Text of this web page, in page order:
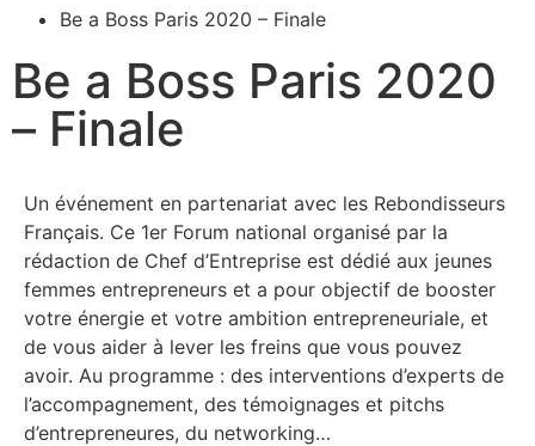
Be a Boss Paris 2020 – Finale
Be a Boss Paris 2020
– Finale
Un événement en partenariat avec les Rebondisseurs
Français. Ce 1er Forum national organisé par la
rédaction de Chef d’Entreprise est dédié aux jeunes
femmes entrepreneurs et a pour objectif de booster
votre énergie et votre ambition entrepreneuriale, et
de vous aider à lever les freins que vous pouvez
avoir. Au programme : des interventions d’experts de
l’accompagnement, des témoignages et pitchs
d’entrepreneures, du networking…